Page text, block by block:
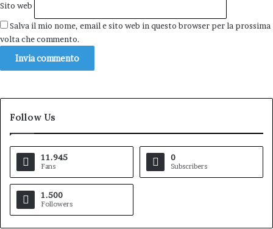
Sito web
Salva il mio nome, email e sito web in questo browser per la prossima
volta che commento.
Follow Us
11.945
Fans
0
Subscribers
1.500
Followers